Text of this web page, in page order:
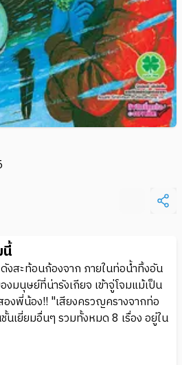
นี้
งสะท้อนก้องจาก ภายในท่อน้ำทิ้งอัน
นุษย์ที่น่ารังเกียจ เข้าจู่โจมแม้เป็น
องพี่น้อง!! "เสียงครวญครางจากท่อ
นเยี่ยมอื่นๆ รวมทั้งหมด 8 เรื่อง อยู่ใน